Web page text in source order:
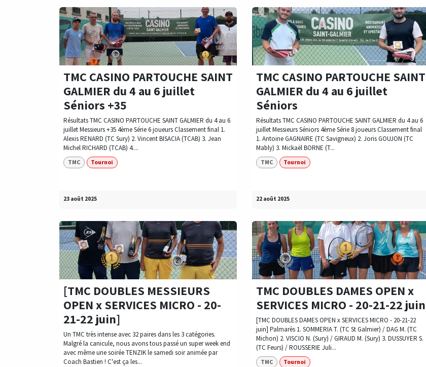
TMC CASINO PARTOUCHE SAINT
GALMIER du 4 au 6 juillet
Séniors +35
Résultats TMC CASINO PARTOUCHE SAINT GALMIER du 4 au 6
juillet Messieurs +35 4ème Série 6 joueurs Classement final 1.
Alexis RENARD (TC Sury) 2. Vincent BISACIA (TCAB) 3. Jean
Michel RICHARD (TCAB) 4....
TMC Tournoi
23 août 2025
TMC CASINO PARTOUCHE SAINT
GALMIER du 4 au 6 juillet
Séniors
Résultats TMC CASINO PARTOUCHE SAINT GALMIER du 4 au 6
juillet Messieurs Séniors 4ème Série 8 joueurs Classement final
1. Antoine GAGNAIRE (TC Savigneux) 2. Joris GOUJON (TC
Mably) 3. Mickaël BORNE (T...
TMC Tournoi
22 août 2025
[TMC DOUBLES MESSIEURS
OPEN x SERVICES MICRO - 20-
21-22 juin]
Un TMC très intense avec 32 paires dans les 3 catégories.
Malgré la canicule, nous avons tous passé un super week end
avec même une soirée TENZIK le samedi soir animée par
Coach Bastien ! C'est ça les...
TMC DOUBLES DAMES OPEN x
SERVICES MICRO - 20-21-22 juin
[TMC DOUBLES DAMES OPEN x SERVICES MICRO - 20-21-22
juin] Palmarès 1. SOMMERIA T. (TC St Galmier) / DAG M. (TC
Michon) 2. VISCIO N. (Sury) / GIRAUD M. (Sury) 3. DUSSUYER S.
(TC Feurs) / ROUSSERIE Juli...
TMC Tournoi